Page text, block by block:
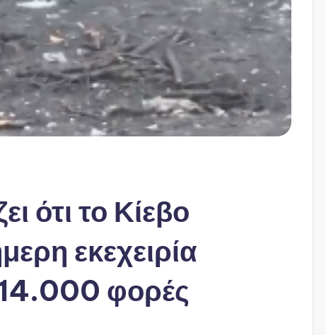
ότι το Κίεβο
εκεχειρία
φορές